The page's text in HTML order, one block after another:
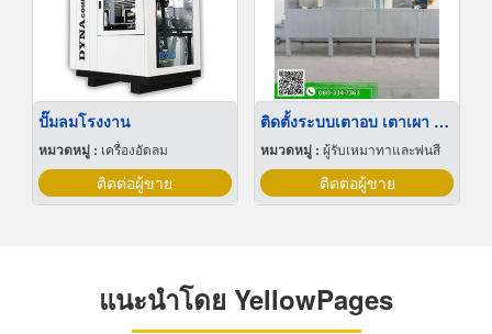
ปั๊มลมโรงงาน
หมวดหมู่ : เครื่องอัดลม
ติดต่อผู้ขาย
ติดตั้งระบบเตาอบ เตาเผา ในโรงอุตสาหกรรม
หมวดหมู่ : ผู้รับเหมาทาและพ่นสี
ติดต่อผู้ขาย
แนะนำโดย YellowPages